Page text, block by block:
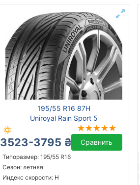
195/55 R16 87H
Uniroyal Rain Sport 5
3523-3795 ₴ Сравнить
Типоразмер: 195/55 R16
Сезон: летняя
Индекс скорости: H